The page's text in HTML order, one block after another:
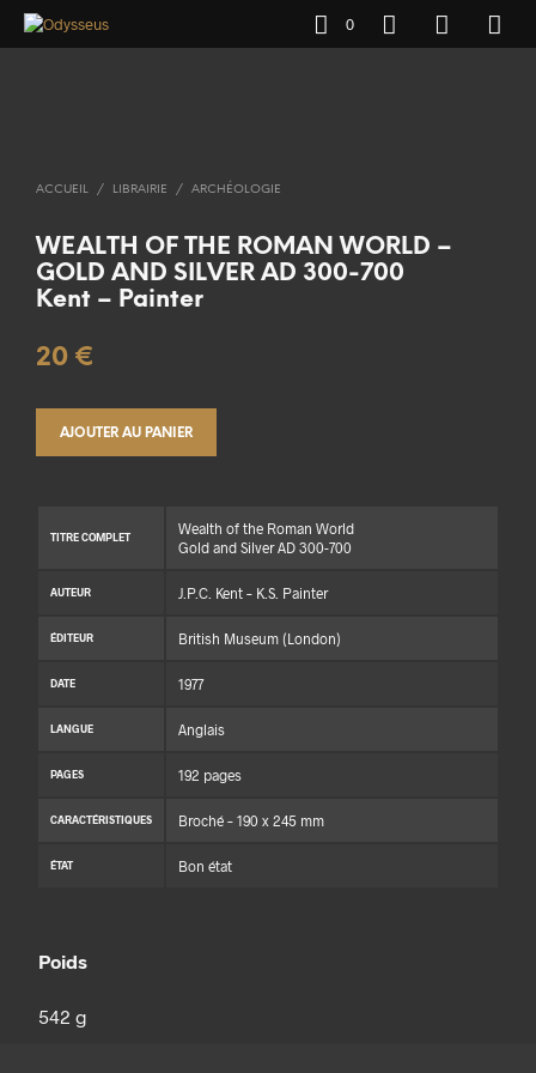
0
ACCUEIL / LIBRAIRIE / ARCHÉOLOGIE
WEALTH OF THE ROMAN WORLD –
GOLD AND SILVER AD 300-700
Kent – Painter
20 €
AJOUTER AU PANIER
TITRE COMPLET
Wealth of the Roman World
Gold and Silver AD 300-700
AUTEUR J.P.C. Kent – K.S. Painter
ÉDITEUR British Museum (London)
DATE 1977
LANGUE Anglais
PAGES 192 pages
CARACTÉRISTIQUES Broché – 190 x 245 mm
ÉTAT Bon état
Poids
542 g